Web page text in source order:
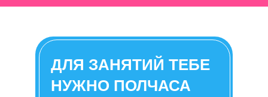
ДЛЯ ЗАНЯТИЙ ТЕБЕ
НУЖНО ПОЛЧАСА